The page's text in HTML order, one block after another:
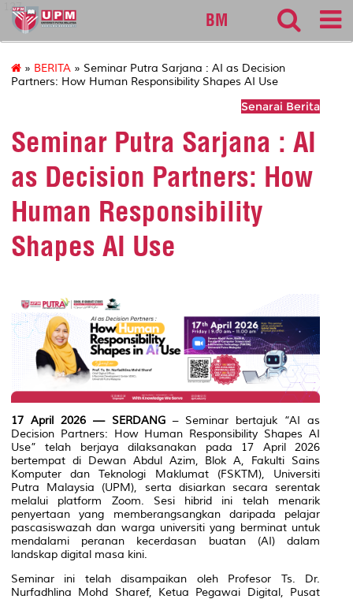
127
BM
» BERITA » Seminar Putra Sarjana : AI as Decision
Partners: How Human Responsibility Shapes AI Use
Senarai Berita
Seminar Putra Sarjana : AI
as Decision Partners: How
Human Responsibility
Shapes AI Use
17 April 2026 — SERDANG – Seminar bertajuk “AI as
Decision Partners: How Human Responsibility Shapes AI
Use” telah berjaya dilaksanakan pada 17 April 2026
bertempat di Dewan Abdul Azim, Blok A, Fakulti Sains
Komputer dan Teknologi Maklumat (FSKTM), Universiti
Putra Malaysia (UPM), serta disiarkan secara serentak
melalui platform Zoom. Sesi hibrid ini telah menarik
penyertaan yang memberangsangkan daripada pelajar
pascasiswazah dan warga universiti yang berminat untuk
mendalami peranan kecerdasan buatan (AI) dalam
landskap digital masa kini.
Seminar ini telah disampaikan oleh Profesor Ts. Dr.
Nurfadhlina Mohd Sharef, Ketua Pegawai Digital, Pusat